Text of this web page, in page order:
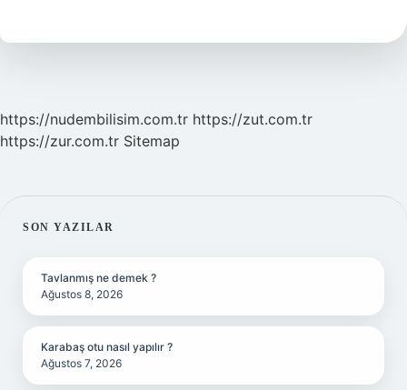
https://nudembilisim.com.tr https://zut.com.tr
https://zur.com.tr Sitemap
SIDEBAR
SON YAZILAR
Tavlanmış ne demek ?
Ağustos 8, 2026
Karabaş otu nasıl yapılır ?
Ağustos 7, 2026